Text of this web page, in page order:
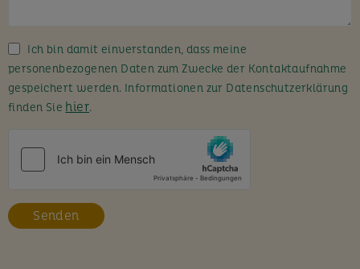
e
d
i
e
e
l
Ich bin damit einverstanden, dass meine
personenbezogenen Daten zum Zwecke der Kontaktaufnahme
gespeichert werden. Informationen zur Datenschutzerklärung
finden Sie hier.